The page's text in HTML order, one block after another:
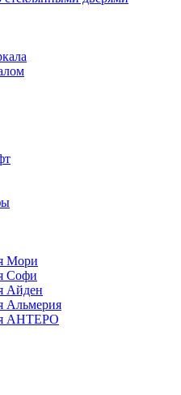
Мори
Софи
Айден
Альмерия
АНТЕРО